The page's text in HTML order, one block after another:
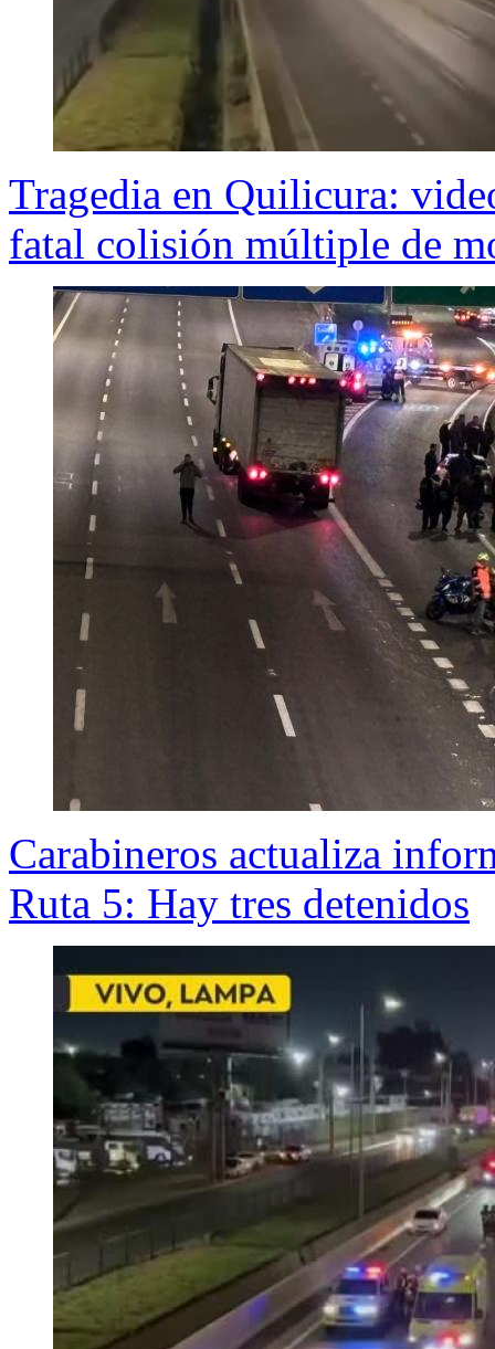
Tragedia en Quilicura:
fatal colisión múltiple de
Carabineros actualiza
Ruta 5: Hay tres detenidos